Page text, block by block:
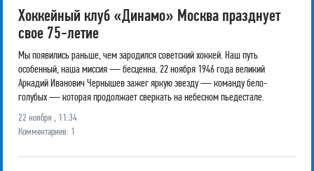
Хоккейный клуб «Динамо» Москва празднует
свое 75-летие
Мы появились раньше, чем зародился советский хоккей. Наш путь
особенный, наша миссия — бесценна. 22 ноября 1946 года великий
Аркадий Иванович Чернышев зажег яркую звезду — команду бело-
голубых — которая продолжает сверкать на небесном пьедестале.
22 ноября , 11:34
Комментариев: 1